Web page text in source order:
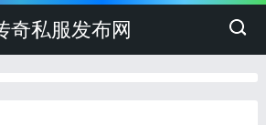
奇私服发布网